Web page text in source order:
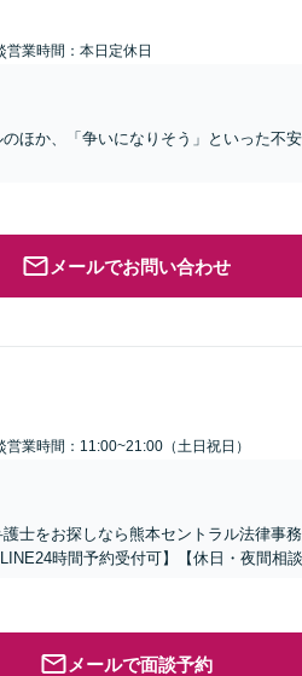
営業時間：本日定休日
ほか、「争いになりそう」といった不
メールでお問い合わせ
営業時間：11:00~21:00（土日祝日）
士をお探しなら熊本セントラル法律事
時間予約受付可】【休日・夜間相談
メールで面談予約